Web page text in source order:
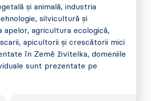
și animală, industria
silvicultură și
apelor, agricultura ecologică,
apicultorii și crescătorii mici
în Země živitelka, domeniile
sunt prezentate pe